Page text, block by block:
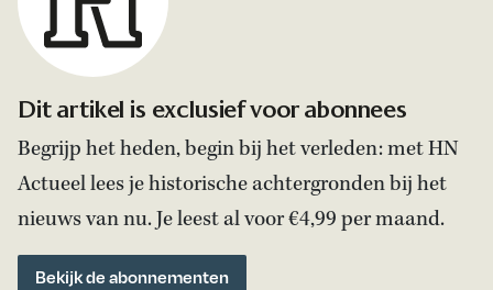
Dit artikel is exclusief voor abonnees
Begrijp het heden, begin bij het verleden: met HN
Actueel lees je historische achtergronden bij het
nieuws van nu. Je leest al voor €4,99 per maand.
Bekijk de abonnementen